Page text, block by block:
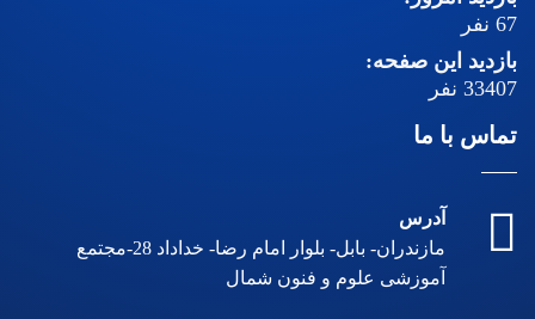
67 نفر
بازدید این صفحه:
33407 نفر
تماس با ما
آدرس
مازندران- بابل- بلوار امام رضا- خداداد 28-مجتمع
آموزشی علوم و فنون شمال